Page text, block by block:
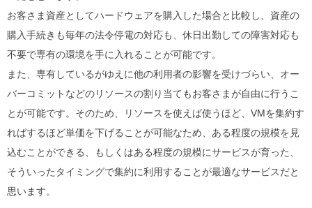
お客さま資産としてハードウェアを購入した場合と比較し、資産の
購入手続きも毎年の法令停電の対応も、休日出勤しての障害対応も
不要で専有の環境を手に入れることが可能です。
また、専有しているがゆえに他の利用者の影響を受けづらい、オー
バーコミットなどのリソースの割り当てもお客さまが自由に行うこ
とが可能です。そのため、リソースを使えば使うほど、VMを集約す
ればするほど単価を下げることが可能なため、ある程度の規模を見
込むことができる、もしくはある程度の規模にサービスが育った、
そういったタイミングで集約に利用することが最適なサービスだと
思います。